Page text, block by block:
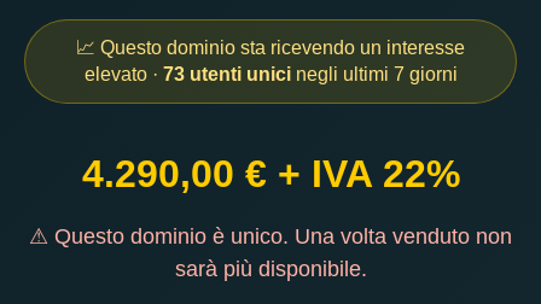
📈 Questo dominio sta ricevendo un interesse
elevato · 73 utenti unicinegli ultimi 7 giorni
4.290,00 € + IVA 22%
⚠ Questo dominio è unico. Una volta venduto non
sarà più disponibile.